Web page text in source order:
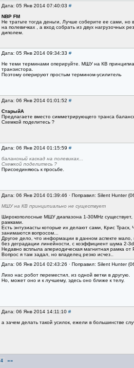
Дата: 05 Янв 2014 07:40:03 #
NBP FM
Не тратьте тогда деньги, Лучше соберите ее сами, но
на полевичках , а вход собрать из двух нагрузочных
диполем.
Дата: 05 Янв 2014 09:34:33 #
Не теми терминами оперируйте. МШУ на КВ
транзистора.
Поэтому оперируют простым термином-усилитель
Дата: 06 Янв 2014 01:01:52 #
СтарыйА
Предлагаете вместо симметрирующего транса
Схемкой поделитесь ?
Дата: 06 Янв 2014 01:15:59 #
балансный каскад на полевиках...
Схемкой поделитесь ?
Присоединяюсь к просьбе.
Дата: 06 Янв 2014 01:39:46 · Поправил: Silent Hunter
МШУ на КВ принципиально не существует
Широкополосные МШУ диапазона 1-30MHz
рамками.
Есть энтузиасты которые их делают сами, Крис
занимаются вопросом...
Другое дело, что информации в данном аспекте
без деградации линейности, с коэффициент шума 2-
Недавно всплыла апериодическая магнитная рамка
Вопрос я там задал, но владелец резко исчез..
Дата: 06 Янв 2014 02:43:26 · Поправил: Silent Hunter
Лихо нас робот переместил, из одной ветки в другую.
Но, может оно и к лучшему, эдесь оно ближе к телу.
Дата: 06 Янв 2014 14:11:10 #
а зачем делать такой усилок, ежели в большинстве
4 »»